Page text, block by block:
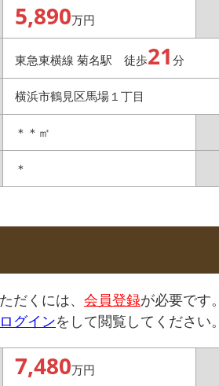
5,890万円
東急東横線 菊名駅 徒歩21 分
横浜市鶴見区馬場１丁目
＊＊㎡
＊
だくには、 会員登録が必要です。
ログインをして閲覧してください。
7,480万円